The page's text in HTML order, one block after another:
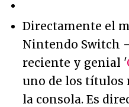
Directamente el
Nintendo Switch
reciente y genial '
uno de los títulos
la consola. Es